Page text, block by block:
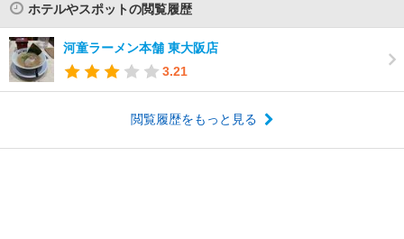
ホテルやスポットの閲覧履歴
河童ラーメン本舗 東大阪店
3.21
閲覧履歴をもっと見る